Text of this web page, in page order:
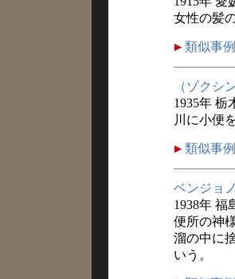
女性の髪
類似事例
（ゾクシ
1935年 栃
川に小便
類似事例
ベンジョ
1938年 福
便所の神
溜の中に
いう。